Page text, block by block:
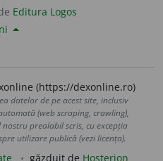
Editura Logos
(https://dexonline.ro)
datelor de pe acest site, inclusiv
(web scraping, crawling),
prealabil scris, cu excepția
utilizare publică (vezi licența).
găzduit de Hosterion